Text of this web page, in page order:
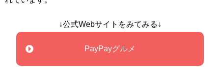
↓公式Webサイトをみてみる↓
PayPayグルメ